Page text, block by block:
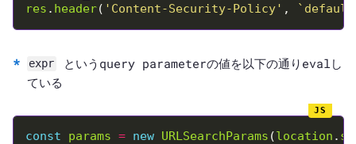
res . header( 'Content-Security-Policy' ,
expr
というquery parameterの値を以下の通りevalし
ている
const params = new URLSearchParams (location .